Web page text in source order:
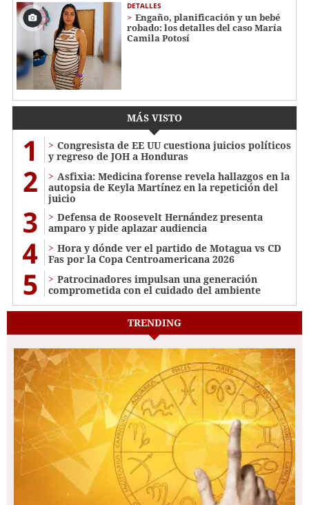
DETALLES
Engaño, planificación y un bebé
robado: los detalles del caso María
Camila Potosí
MÁS VISTO
1
Congresista de EE UU cuestiona juicios políticos
y regreso de JOH a Honduras
2
Asfixia: Medicina forense revela hallazgos en la
autopsia de Keyla Martínez en la repetición del
juicio
3
Defensa de Roosevelt Hernández presenta
amparo y pide aplazar audiencia
4
Hora y dónde ver el partido de Motagua vs CD
Fas por la Copa Centroamericana 2026
5
Patrocinadores impulsan una generación
comprometida con el cuidado del ambiente
TRENDING